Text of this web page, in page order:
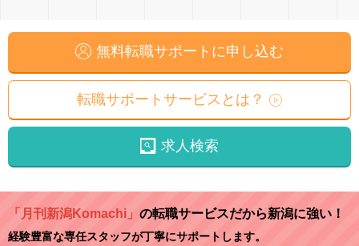
無料転職サポートに申し込む
転職サポートサービスとは？
求人検索
「月刊新潟Komachi」 の転職サービスだから新潟に強い！
経験豊富な専任スタッフが丁寧にサポートします。